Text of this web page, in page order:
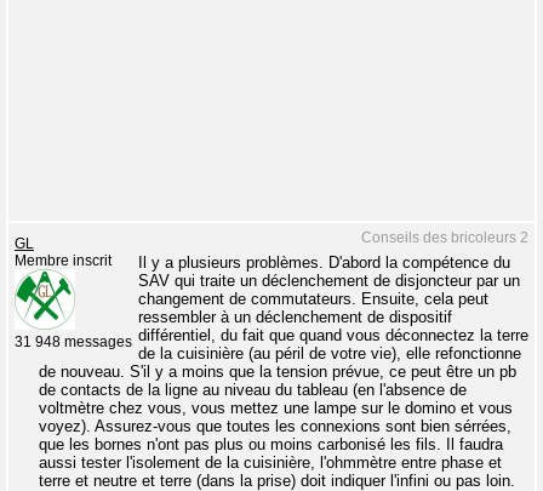
Conseils des bricoleurs 2
GL
Membre inscrit
31 948 messages
Il y a plusieurs problèmes. D'abord la compétence du
SAV qui traite un déclenchement de disjoncteur par un
changement de commutateurs. Ensuite, cela peut
ressembler à un déclenchement de dispositif
différentiel, du fait que quand vous déconnectez la terre
de la cuisinière (au péril de votre vie), elle refonctionne
de nouveau. S'il y a moins que la tension prévue, ce peut être un pb
de contacts de la ligne au niveau du tableau (en l'absence de
voltmètre chez vous, vous mettez une lampe sur le domino et vous
voyez). Assurez-vous que toutes les connexions sont bien sérrées,
que les bornes n'ont pas plus ou moins carbonisé les fils. Il faudra
aussi tester l'isolement de la cuisinière, l'ohmmètre entre phase et
terre et neutre et terre (dans la prise) doit indiquer l'infini ou pas loin.